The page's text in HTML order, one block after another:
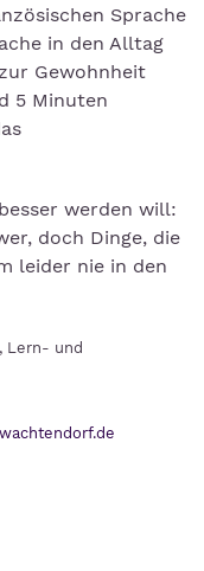
Sprache
in den Alltag
Gewohnheit
5 Minuten
werden will:
doch Dinge, die
leider nie in den
Lern- und